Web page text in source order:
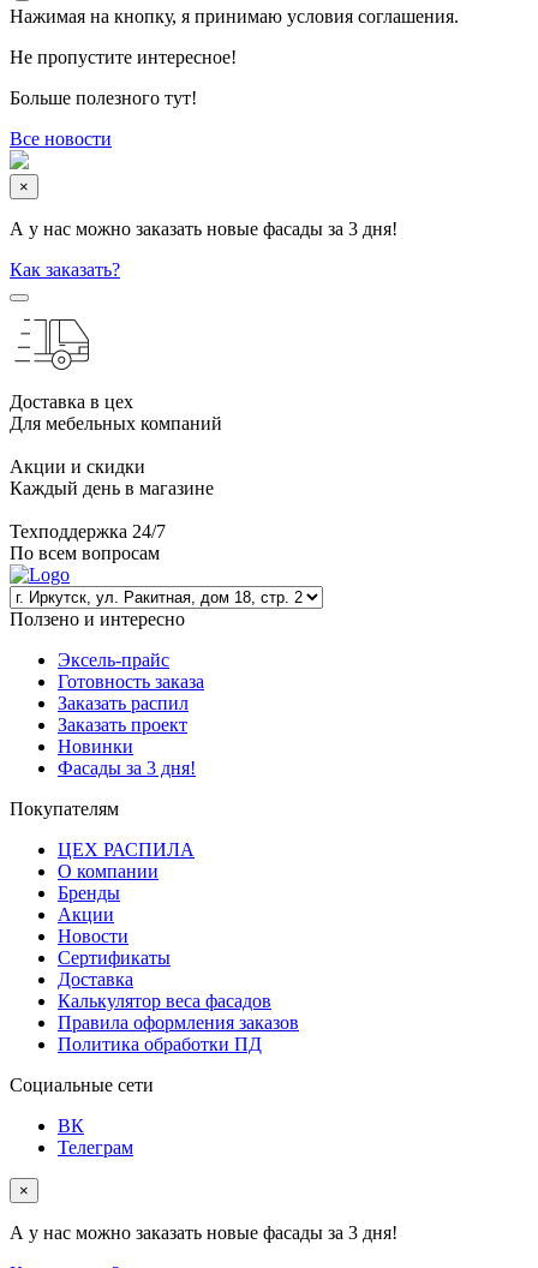
Нажимая на кнопку, я принимаю условия соглашения.
Не пропустите интересное!
Больше полезного тут!
Все новости
×
А у нас можно заказать новые фасады за 3 дня!
Как заказать?
Доставка в цех
Для мебельных компаний
Акции и скидки
Каждый день в магазине
Техподдержка 24/7
По всем вопросам
Ползено и интересно
Эксель-прайс
Готовность заказа
Заказать распил
Заказать проект
Новинки
Фасады за 3 дня!
Покупателям
ЦЕХ РАСПИЛА
О компании
Бренды
Акции
Новости
Сертификаты
Доставка
Калькулятор веса фасадов
Правила оформления заказов
Политика обработки ПД
Социальные сети
ВК
Телеграм
×
А у нас можно заказать новые фасады за 3 дня!